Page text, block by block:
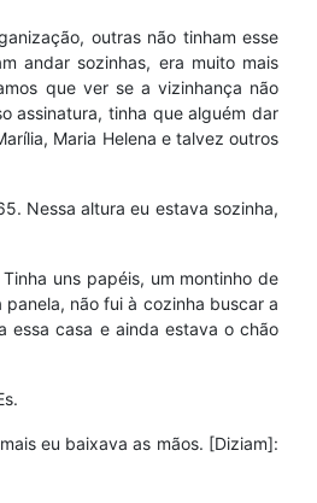
outras não tinham esse
andar sozinhas, era muito mais
que ver se a vizinhança não
assinatura, tinha que alguém dar
Maria Helena e talvez outros
Nessa altura eu estava sozinha,
uns papéis, um montinho de
não fui à cozinha buscar a
essa casa e ainda estava o chão
eu baixava as mãos. [Diziam]: